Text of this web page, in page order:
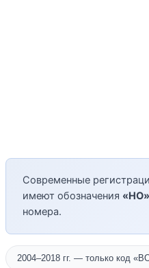
Современные
имеют обозначения «НО»
номера.
2004–2018 гг. — только код